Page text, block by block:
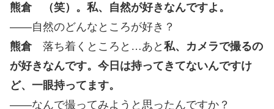
熊倉 （笑）。私、自然が好きなんですよ。
――自然のどんなところが好き？
熊倉 落ち着くところと…あと 私、カメラで撮るの
が好きなんです。今日は持ってきてないんですけ
ど、一眼持ってます。
――なんで撮ってみようと思ったんですか？